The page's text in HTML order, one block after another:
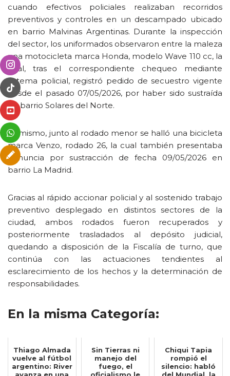
cuando efectivos policiales realizaban recorridos
preventivos y controles en un descampado ubicado
en barrio Malvinas Argentinas. Durante la inspección
del sector, los uniformados observaron entre la maleza
una motocicleta marca Honda, modelo Wave 110 cc, la
cual, tras el correspondiente chequeo mediante
sistema policial, registró pedido de secuestro vigente
desde el pasado 07/05/2026, por haber sido sustraída
en barrio Solares del Norte.
Asimismo, junto al rodado menor se halló una bicicleta
marca Venzo, rodado 26, la cual también presentaba
denuncia por sustracción de fecha 09/05/2026 en
barrio La Madrid.
Gracias al rápido accionar policial y al sostenido trabajo
preventivo desplegado en distintos sectores de la
ciudad, ambos rodados fueron recuperados y
posteriormente trasladados al depósito judicial,
quedando a disposición de la Fiscalía de turno, que
continúa con las actuaciones tendientes al
esclarecimiento de los hechos y la determinación de
responsabilidades.
En la misma Categoría:
Thiago Almada
vuelve al fútbol
argentino: River
Sin Tierras ni
manejo del
fuego, el
Chiqui Tapia
rompió el
silencio: habló